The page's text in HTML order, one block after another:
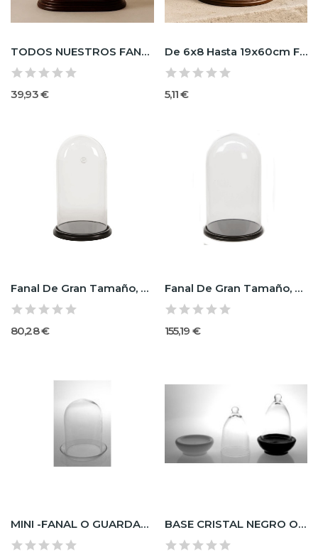
TODOS NUESTROS FANALES OVALADOS
39,93 €
De 6x8 Hasta 19x60cm FANALES CILINDRICOS
5,11 €
Fanal De Gran Tamaño, 24.5cm Diámetro 45cm Altura
80,28 €
Fanal De Gran Tamaño, 35cm Diámetro 60cm Altura
155,19 €
MINI -FANAL O GUARDABRISAS Con Platos De Cristal. BASE CRISTAL NEGRO O Opal